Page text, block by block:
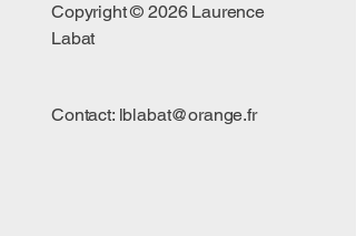
Copyright © 2026 Laurence
Labat
Contact: lblabat@orange.fr